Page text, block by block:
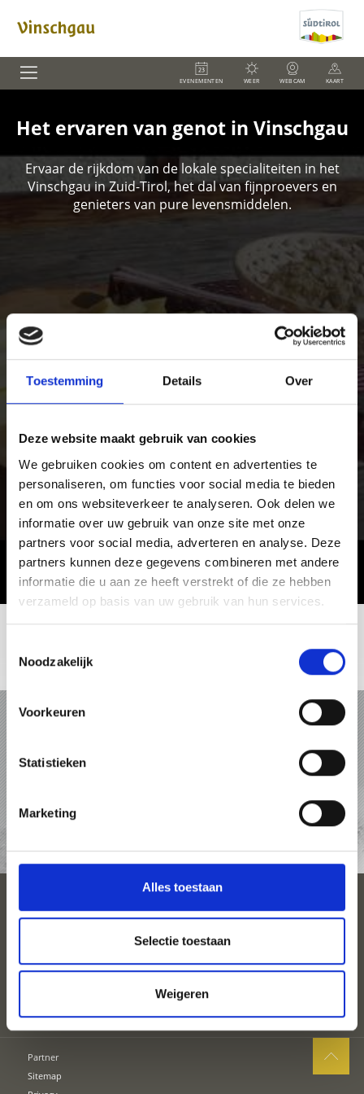
Toestemming Details Over
Deze website maakt gebruik van cookies
We gebruiken cookies om content en advertenties te
personaliseren, om functies voor social media te bieden
en om ons websiteverkeer te analyseren. Ook delen we
informatie over uw gebruik van onze site met onze
partners voor social media, adverteren en analyse. Deze
partners kunnen deze gegevens combineren met andere
informatie die u aan ze heeft verstrekt of die ze hebben
verzameld op basis van uw gebruik van hun services.
Noodzakelijk
Voorkeuren
Statistieken
Marketing
Alles toestaan
Selectie toestaan
Weigeren
EVENEMENTEN WEER WEBCAM KAART
Het ervaren van genot in Vinschgau
Ervaar de rijkdom van de lokale specialiteiten in het
Vinschgau in Zuid-Tirol, het dal van fijnproevers en
genieters van pure levensmiddelen.
VAKANTIE IN VINSCHGAU
SEIZOENEN
PLAN UW VAKANTIE
Partner
Sitemap